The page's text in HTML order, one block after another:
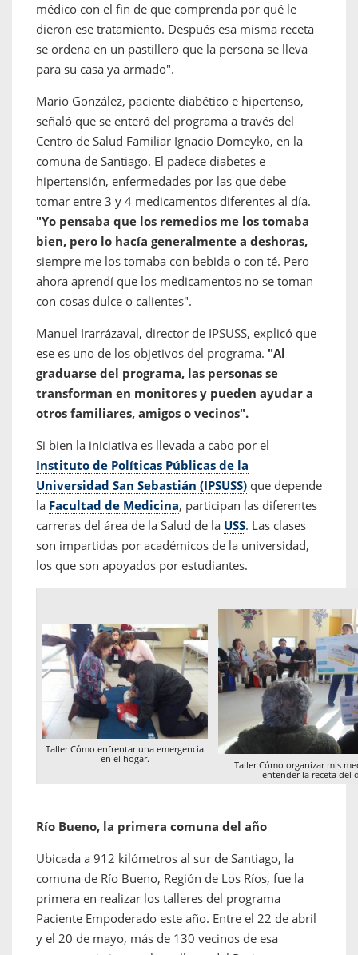
médico con el fin de que comprenda por qué le
dieron ese tratamiento. Después esa misma receta
se ordena en un pastillero que la persona se lleva
para su casa ya armado".
Mario González, paciente diabético e hipertenso,
señaló que se enteró del programa a través del
Centro de Salud Familiar Ignacio Domeyko, en la
comuna de Santiago. El padece diabetes e
hipertensión, enfermedades por las que debe
tomar entre 3 y 4 medicamentos diferentes al día.
"Yo pensaba que los remedios me los tomaba
bien, pero lo hacía generalmente a deshoras,
siempre me los tomaba con bebida o con té. Pero
ahora aprendí que los medicamentos no se toman
con cosas dulce o calientes".
Manuel Irarrázaval, director de IPSUSS, explicó que
ese es uno de los objetivos del programa. "Al
graduarse del programa, las personas se
transforman en monitores y pueden ayudar a
otros familiares, amigos o vecinos".
Si bien la iniciativa es llevada a cabo por el
Instituto de Políticas Públicas de la
Universidad San Sebastián (IPSUSS) que depende
la Facultad de Medicina, participan las diferentes
carreras del área de la Salud de la USS. Las clases
son impartidas por académicos de la universidad,
los que son apoyados por estudiantes.
Taller Cómo enfrentar una emergencia
en el hogar.
Taller Cómo organizar mis
entender la receta del
Río Bueno, la primera comuna del año
Ubicada a 912 kilómetros al sur de Santiago, la
comuna de Río Bueno, Región de Los Ríos, fue la
primera en realizar los talleres del programa
Paciente Empoderado este año. Entre el 22 de abril
y el 20 de mayo, más de 130 vecinos de esa